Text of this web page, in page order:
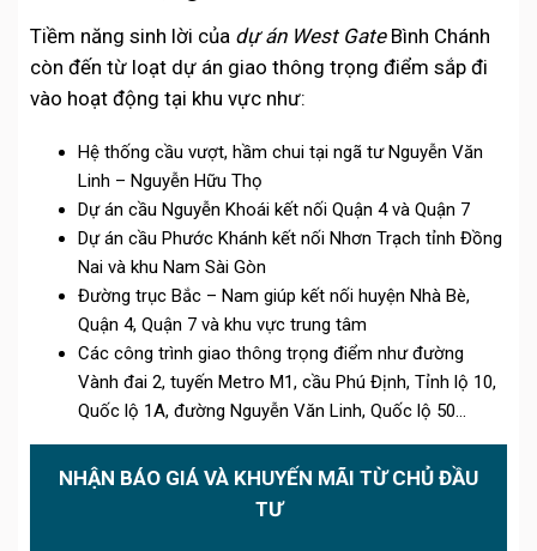
Tiềm năng sinh lời của dự án West GateBình Chánh
còn đến từ loạt dự án giao thông trọng điểm sắp đi
vào hoạt động tại khu vực như:
Hệ thống cầu vượt, hầm chui tại ngã tư Nguyễn Văn
Linh – Nguyễn Hữu Thọ
Dự án cầu Nguyễn Khoái kết nối Quận 4 và Quận 7
Dự án cầu Phước Khánh kết nối Nhơn Trạch tỉnh Đồng
Nai và khu Nam Sài Gòn
Đường trục Bắc – Nam giúp kết nối huyện Nhà Bè,
Quận 4, Quận 7 và khu vực trung tâm
Các công trình giao thông trọng điểm như đường
Vành đai 2, tuyến Metro M1, cầu Phú Định, Tỉnh lộ 10,
Quốc lộ 1A, đường Nguyễn Văn Linh, Quốc lộ 50…
NHẬN BÁO GIÁ VÀ KHUYẾN MÃI TỪ CHỦ ĐẦU
TƯ